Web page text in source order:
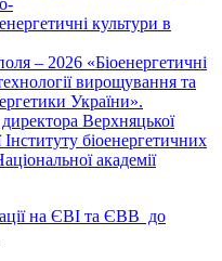
культури в
– 2026 «Біоенергетичні
вирощування та
України».
Верхняцької
Інституту біоенергетичних
академії
на ЄВІ та ЄВВ до